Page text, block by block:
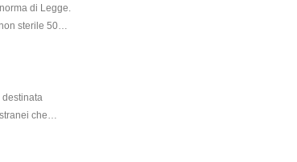
H): 18x25 cm
di Legge.
50%
destinata
effettuare